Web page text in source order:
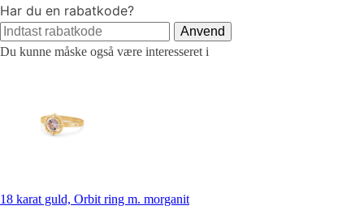
Har du en rabatkode?
Anvend
Du kunne måske også være interesseret i
18 karat guld, Orbit ring m. morganit